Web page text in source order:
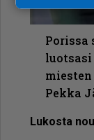
Porissa
Pekka
Lu­kos­ta